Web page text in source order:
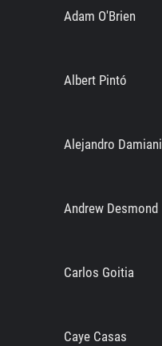
Adam O'Brien
Albert Pintó
Alejandro Damiani
Andrew Desmond
Carlos Goitia
Caye Casas